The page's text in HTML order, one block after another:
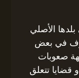
الأصلي
في بعض
صعوبات
قضايا تتعلق